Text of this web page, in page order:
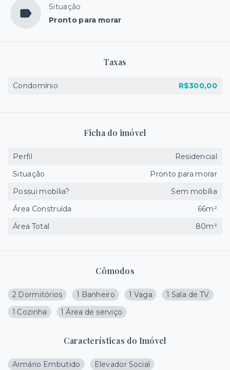
Situação
Pronto para morar
Cômodos
2 Dormitórios 1 Banheiro 1 Vaga
1 Sala de TV
1 Cozinha
1 Área de serviço
Características do Imóvel
Armário Embutido
Elevador Social
Taxas
Condomínio R$300,00
Ficha do imóvel
Perfil
Residencial
Situação
Pronto para morar
Possui mobília?
Sem mobília
Área Construída
66m²
Área Total
80m²